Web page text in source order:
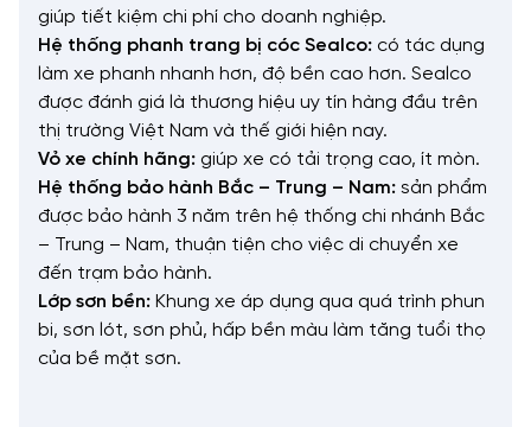
giúp tiết kiệm chi phí cho doanh nghiệp.
Hệ thống phanh trang bị cóc Sealco: có tác dụng
làm xe phanh nhanh hơn, độ bền cao hơn. Sealco
được đánh giá là thương hiệu uy tín hàng đầu trên
thị trường Việt Nam và thế giới hiện nay.
Vỏ xe chính hãng: giúp xe có tải trọng cao, ít mòn.
Hệ thống bảo hành Bắc – Trung – Nam: sản phẩm
được bảo hành 3 năm trên hệ thống chi nhánh Bắc
– Trung – Nam, thuận tiện cho việc di chuyển xe
đến trạm bảo hành.
Lớp sơn bền: Khung xe áp dụng qua quá trình phun
bi, sơn lót, sơn phủ, hấp bền màu làm tăng tuổi thọ
của bề mặt sơn.